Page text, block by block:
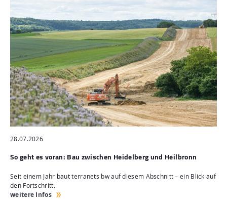
28.07.2026
So geht es voran: Bau zwischen Heidelberg und Heilbronn
Seit einem Jahr baut terranets bw auf diesem Abschnitt – ein Blick auf
den Fortschritt.
weitere Infos